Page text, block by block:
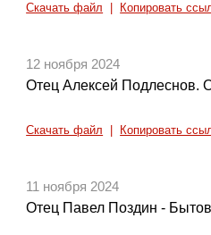
Скачать файл Копировать
12 ноября 2024
Отец Алексей Подлеснов.
Скачать файл Копировать
11 ноября 2024
Отец Павел Поздин -